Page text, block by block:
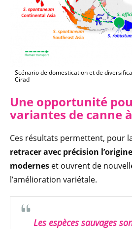
Scénario de domestication et de
Cirad
Une opportunité
variantes de canne
Ces résultats permettent, pour
retracer avec précision
modernes et ouvrent de
l’amélioration variétale.
Les espèces sauvages